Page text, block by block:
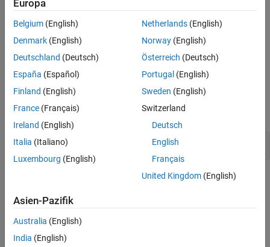
msec — milliseconds
usec — microseconds
Examples
expand all
Obtain Simulation Time in Milliseconds
Elapsed simulation time (
However, you cannot specify the
charts.
Europa
Belgium (English)
Denmark (English)
Deutschland (Deutsch)
España (Español)
Finland (English)
France (Français)
Ireland (English)
Italia (Italiano)
Luxembourg (English)
Netherlands(English)
Norway(English)
Österreich (Deutsch)
Portugal (English)
Sweden (English)
Switzerland
Deutsch
English
Français
United Kingdom(English)
Asien-Pazifik
Australia (English)
India (English)